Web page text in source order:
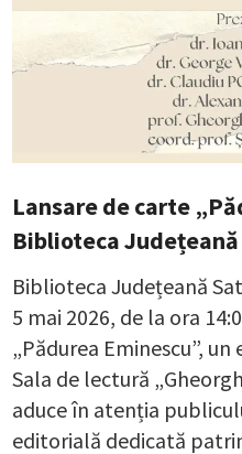
Lansare de carte
Biblioteca
Biblioteca Județeană
5 mai 2026, de la ora
„Pădurea Eminescu”,
Sala de lectură
aduce în atenția
editorială dedicată